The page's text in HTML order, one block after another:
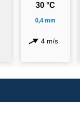
30 °C
0,4 mm
4 m/s